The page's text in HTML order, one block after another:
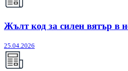
Жълт код за силен вятър в
25.04.2026